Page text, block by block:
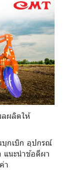
ลผลิตให้
บุกเบิก อุปกรณ์
แนะนำข้อดีผา
า